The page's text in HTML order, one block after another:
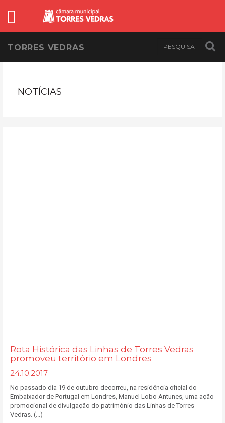
TORRES VEDRAS
NOTÍCIAS
Rota Histórica das Linhas de Torres Vedras
promoveu território em Londres
24.10.2017
No passado dia 19 de outubro decorreu, na residência oficial do
Embaixador de Portugal em Londres, Manuel Lobo Antunes, uma ação
promocional de divulgação do património das Linhas de Torres
Vedras. (...)